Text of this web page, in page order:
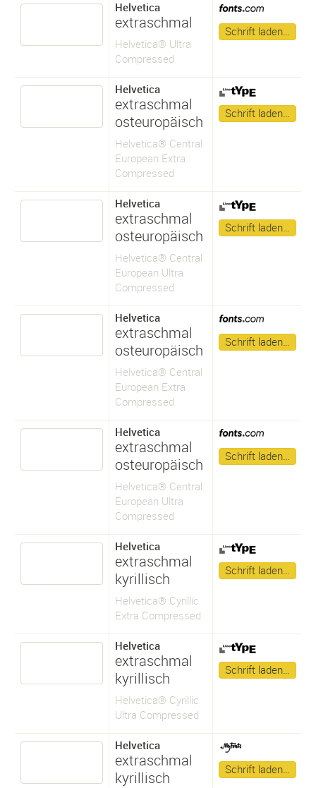
Helvetica
extraschmal
Helvetica® Ultra
Compressed
Schrift laden…
Helvetica
extraschmal
osteuropäisch
Helvetica® Central
European Extra
Compressed
Schrift laden…
Helvetica
extraschmal
osteuropäisch
Helvetica® Central
European Ultra
Compressed
Schrift laden…
Helvetica
extraschmal
osteuropäisch
Helvetica® Central
European Extra
Compressed
Schrift laden…
Helvetica
extraschmal
osteuropäisch
Helvetica® Central
European Ultra
Compressed
Schrift laden…
Helvetica
extraschmal
kyrillisch
Helvetica® Cyrillic
Extra Compressed
Schrift laden…
Helvetica
extraschmal
kyrillisch
Helvetica® Cyrillic
Ultra Compressed
Schrift laden…
Helvetica
extraschmal
kyrillisch
Schrift laden…